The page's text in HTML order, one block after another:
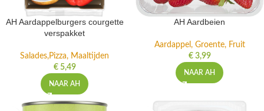
AH Aardappelburgers courgette
verspakket
Salades,Pizza, Maaltijden
€5,49
NAAR AH
AH Aardbeien
Aardappel, Groente, Fruit
€3,99
NAAR AH